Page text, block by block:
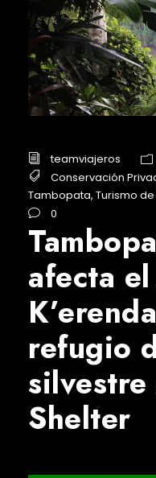
teamviajeros
Conservación
Tambopata, Turismo
0
afecta
refugio
silvestre
Shelter